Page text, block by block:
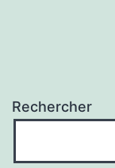
Rechercher